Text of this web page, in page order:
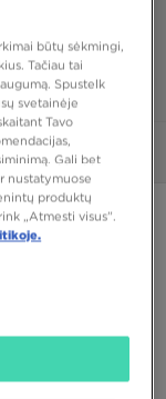
360°
būtų sėkmingi,
Tačiau tai
Spustelk
svetainėje
Tavo
Gali bet
nustatymuose
produktų
„Atmesti visus”.